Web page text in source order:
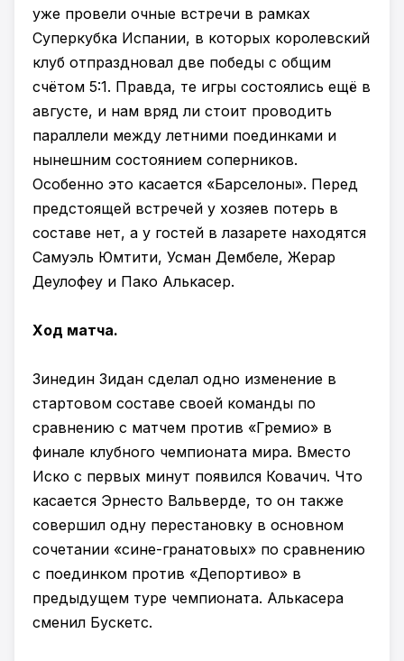
уже провели очные встречи в рамках
Суперкубка Испании, в которых королевский
клуб отпраздновал две победы с общим
счётом 5:1. Правда, те игры состоялись ещё в
августе, и нам вряд ли стоит проводить
параллели между летними поединками и
нынешним состоянием соперников.
Особенно это касается «Барселоны». Перед
предстоящей встречей у хозяев потерь в
составе нет, а у гостей в лазарете находятся
Самуэль Юмтити, Усман Дембеле, Жерар
Деулофеу и Пако Алькасер.
Ход матча.
Зинедин Зидан сделал одно изменение в
стартовом составе своей команды по
сравнению с матчем против «Гремио» в
финале клубного чемпионата мира. Вместо
Иско с первых минут появился Ковачич. Что
касается Эрнесто Вальверде, то он также
совершил одну перестановку в основном
сочетании «сине-гранатовых» по сравнению
с поединком против «Депортиво» в
предыдущем туре чемпионата. Алькасера
сменил Бускетс.